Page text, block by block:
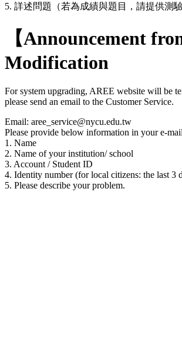
5. 詳述問題（若為成績與題目，請提供測
【Announcement
Modification
For system upgrading, AREE website will be
please send an email to the Customer Service.
Email: aree_service@nycu.edu.tw
Please provide below information in your e-
1. Name
2. Name of your institution/ school
3. Account / Student ID
4. Identity number (for local citizens: the last 3
5. Please describe your problem.